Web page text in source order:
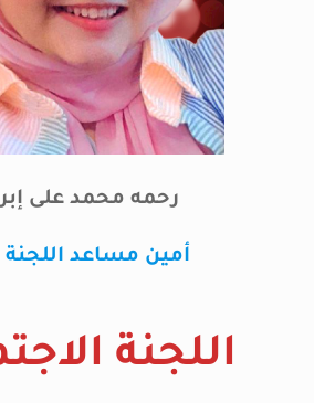
رحمه محمد على
أمين مساعد اللجنة
اللجنة